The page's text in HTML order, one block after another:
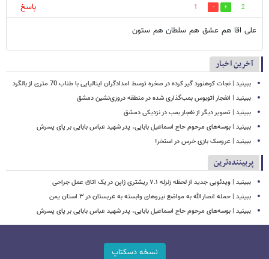
2
1
پاسخ
علی اقا هم عشق هم سلطان هم ستون
آخرین اخبار
ببینید | نجات کوهنورد گیر کرده در صخره توسط امدادگران ایتالیایی با طناب 70 متری از بالگرد
ببینید | انفجار اتوبوس بمب‌گذاری شده در منطقه دروزی‌نشین دمشق
ببینید | تصویر دیگر از نفجار بمب در نزدیکی دمشق
ببینید | بوسه‌های مرحوم حاج اسماعیل بابایی، پدر شهید عباس بابایی بر پای پسرش
ببینید | عروسک بازی خرس در استخر!
پربیننده‌ترین
ببینید | ویدئویی جدید از لحظه زلزله ۷.۱ ریشتری ژاپن در یک اتاق عمل جراحی
ببینید | حمله انصارالله به مواضع نیروهای وابسته به عربستان در ۳ استان یمن
ببینید | بوسه‌های مرحوم حاج اسماعیل بابایی، پدر شهید عباس بابایی بر پای پسرش
نسخه دسکتاپ